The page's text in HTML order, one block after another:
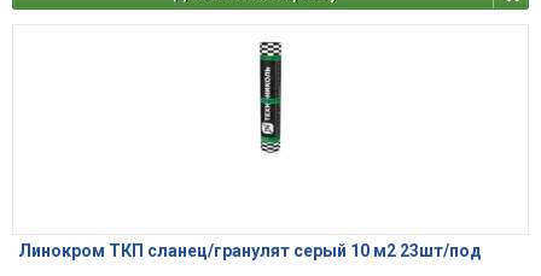
Линокром ТКП сланец/гранулят серый 10 м2 23шт/под